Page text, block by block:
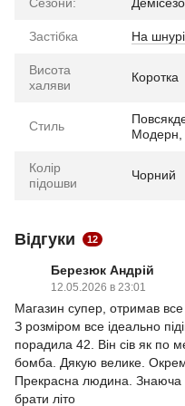
Застібка На
Висота
халяви
Коротка
Стиль
Модерн,
Колір
підошви
Чорний
Відгуки 12
Березюк Андрій
12.05.2026 в 23:01
Магазин супер, отримав все
З розміром все ідеально
порадила 42. Він сів як по
бомба. Дякую велике.
Прекрасна людина. Знаюча
брати літо